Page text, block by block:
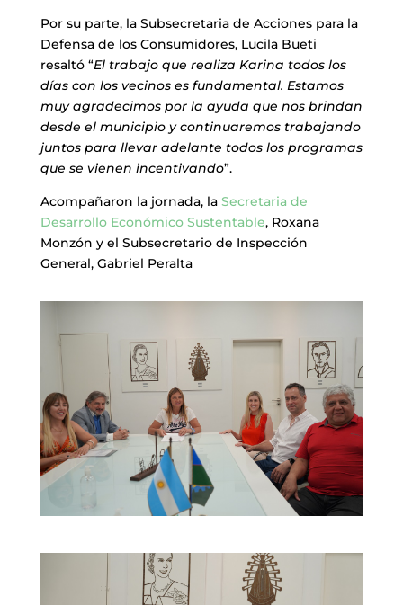
Por su parte, la Subsecretaria de Acciones para la
Defensa de los Consumidores, Lucila Bueti
resaltó “El trabajo que realiza Karina todos los
días con los vecinos es fundamental. Estamos
muy agradecimos por la ayuda que nos brindan
desde el municipio y continuaremos trabajando
juntos para llevar adelante todos los programas
que se vienen incentivando”.
Acompañaron la jornada, la Secretaria de
Desarrollo Económico Sustentable, Roxana
Monzón y el Subsecretario de Inspección
General, Gabriel Peralta